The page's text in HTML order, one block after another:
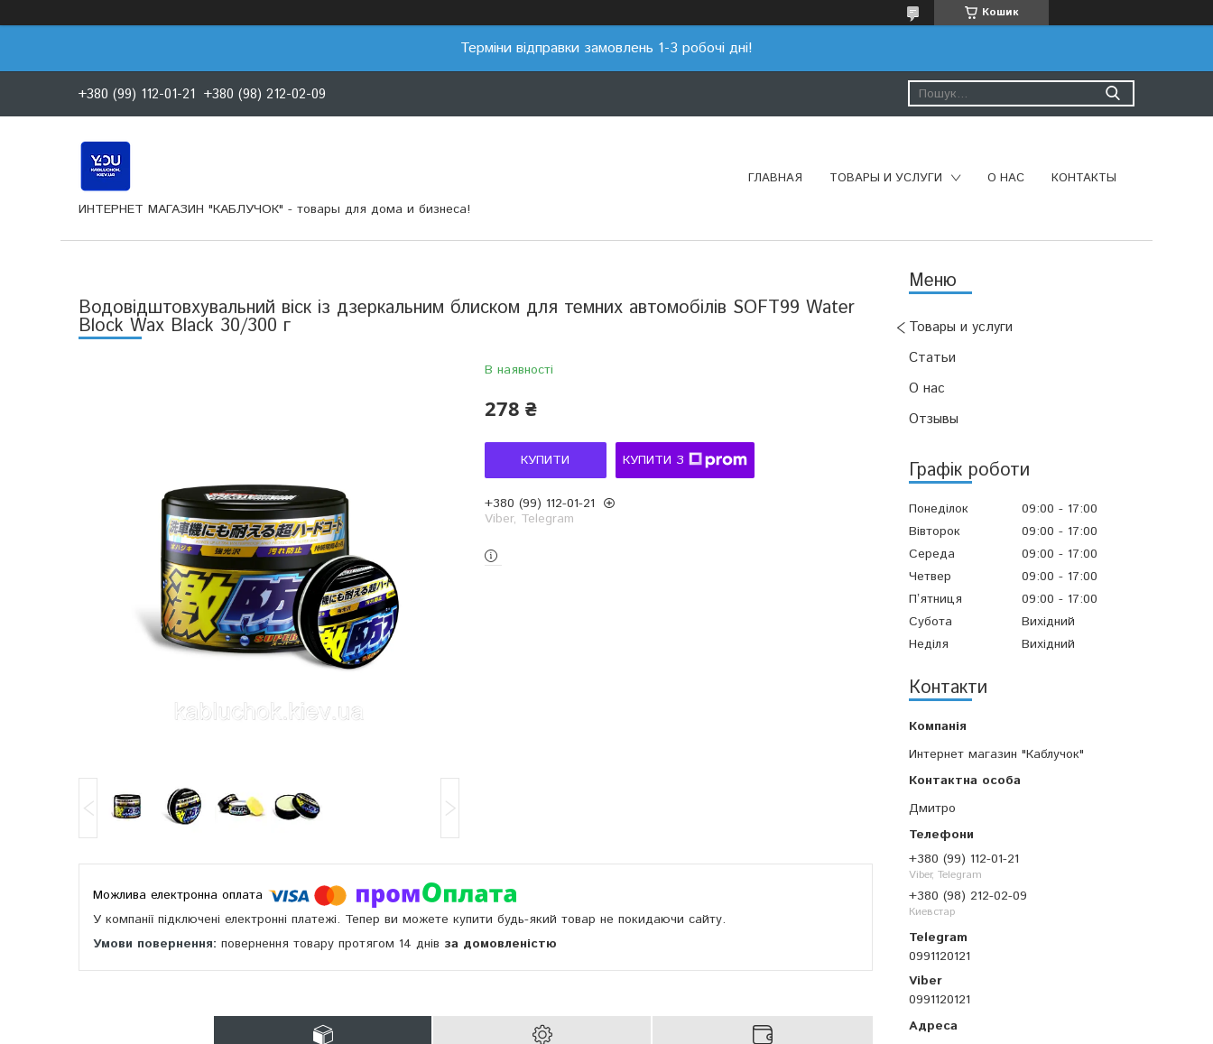
Кошик
Терміни відправки замовлень 1-3 робочі дні!
+380 (99) 112-01-21 +380 (98) 212-02-09
ИНТЕРНЕТ МАГАЗИН "КАБЛУЧОК" - товары для дома и бизнеса!
ГЛАВНАЯ ТОВАРЫ И УСЛУГИ О НАС КОНТАКТЫ
Товары и услуги
Статьи
О нас
Отзывы
Графік роботи
Понеділок 09:00
17:00
Вівторок
09:00
17:00
Середа
09:00
17:00
Четвер
09:00
17:00
Пʼятниця
09:00
17:00
Субота
Вихідний
Неділя
Вихідний
Контакти
Интернет магазин "Каблучок"
Дмитро
+380 (99) 112-01-21
Viber, Telegram
+380 (98) 212-02-09
Киевстар
0991120121
0991120121
Водовідштовхувальний віск із дзеркальним блиском для темних автомобілів SOFT99 Water
Block Wax Black 30/300 г
В наявності
278 ₴
КУПИТИ КУПИТИ З
+380 (99) 112-01-21
Viber, Telegram
У компанії підключені електронні платежі. Тепер ви можете купити будь-який товар не покидаючи сайту.
повернення товару протягом 14 днів за домовленістю